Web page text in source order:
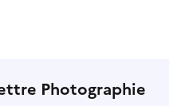
Photographie